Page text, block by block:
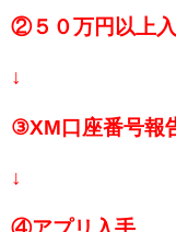
②５０万円以上
↓
③XM口座番号報
↓